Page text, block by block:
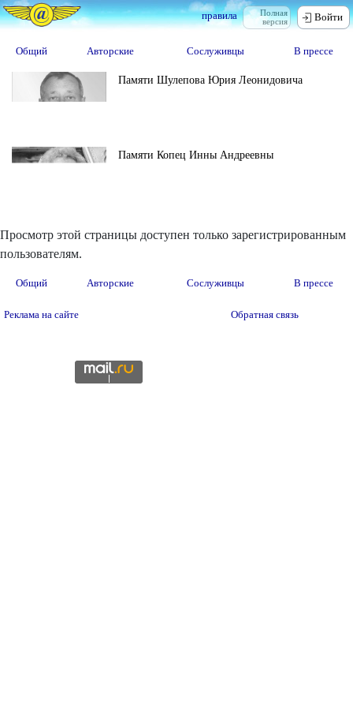
Полная
версия
правила Войти
Общий Авторские Сослуживцы В прессе
Памяти Шулепова Юрия Леонидовича
Памяти Копец Инны Андреевны
Просмотр этой страницы доступен только зарегистрированным
пользователям.
Общий Авторские Сослуживцы В прессе
Реклама на сайте Обратная связь